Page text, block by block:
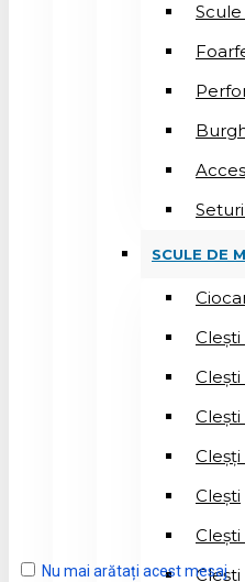
SCULE DE
Cleşti
Nu mai arătați acest mesaj